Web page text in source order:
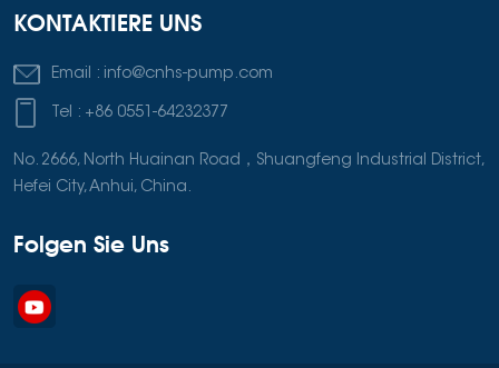
KONTAKTIERE UNS
Email : info@cnhs-pump.com
Tel : +86 0551-64232377
No. 2666, North Huainan Road，Shuangfeng Industrial District,
Hefei City, Anhui, China.
Folgen Sie Uns